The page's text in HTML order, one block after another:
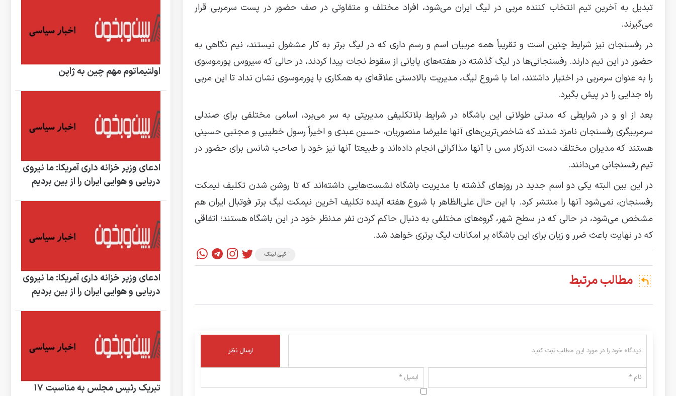
تبدیل به آخرین تیم انتخاب کننده مربی در لیگ ایران می‌شود، افراد مختلف و متفاوتی در صف حضور در پست سرمربی قرار
می‌گیرند.
در رفسنجان نیز شرایط چنین است و تقریباً همه مربیان اسم و رسم داری که در لیگ برتر به کار مشغول نیستند، نیم نگاهی به
حضور در این تیم دارند. رفسنجانی‌ها در لیگ گذشته در هفته‌های پایانی از سقوط نجات پیدا کردند، در حالی که سیروس پورموسوی
را به عنوان سرمربی در اختیار داشتند، اما با شروع لیگ، مدیریت بالادستی علاقه‌ای به همکاری با پورموسوی نشان نداد تا این مربی
راه جدایی را در پیش بگیرد.
بعد از او و در شرایطی که مدتی طولانی این باشگاه در شرایط بلاتکلیفی مدیریتی به سر می‌برد، اسامی مختلفی برای صندلی
سرمربیگری رفسنجان نامزد شدند که شاخص‌ترین‌های آنها علیرضا منصوریان، حسین عبدی و اخیراً رسول خطیبی و مجتبی حسینی
هستند که مدیران مختلف دست اندرکار مس با آنها مذاکراتی انجام داده‌اند و طبیعتا آنها نیز خود را صاحب شانس برای حضور در
تیم رفسنجانی می‌دانند.
در این بین البته یکی دو اسم جدید در روزهای گذشته با مدیریت باشگاه نشست‌هایی داشته‌اند که تا روشن شدن تکلیف نیمکت
رفسنجان، نمی‌شود آنها را منتشر کرد. با این حال علی‌الظاهر با شروع هفته آینده تکلیف آخرین نیمکت لیگ برتر فوتبال ایران هم
مشخص می‌شود، در حالی که در سطح شهر، گروه‌های مختلفی به دنبال حاکم کردن نفر مدنظر خود در این باشگاه هستند؛ اتفاقی
که در نهایت باعث ضرر و زیان برای این باشگاه پر امکانات لیگ برتری خواهد شد.
کپی لینک
مطالب مرتبط
اولتیماتوم مهم چین به ژاپن
ادعای وزیر خزانه داری آمریکا: ما نیروی
دریایی و هوایی ایران را از بین بردیم
ادعای وزیر خزانه داری آمریکا: ما نیروی
دریایی و هوایی ایران را از بین بردیم
تبریک رئیس مجلس به مناسبت ۱۷